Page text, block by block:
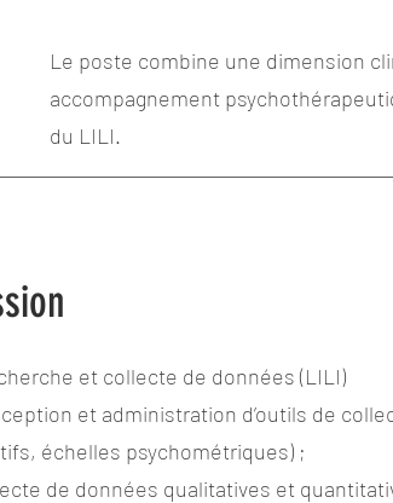
Le poste combine une dimension
accompagnement
du LILI.
et collecte de données (LILI)
et administration d’outils de
échelles psychométriques) ;
de données qualitatives et